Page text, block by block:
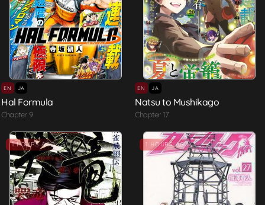
EN JA
Hal Formula
Chapter 9
EN JA
Natsu to Mushikago
Chapter 17
1 HOURS AGO 1 HOURS AGO